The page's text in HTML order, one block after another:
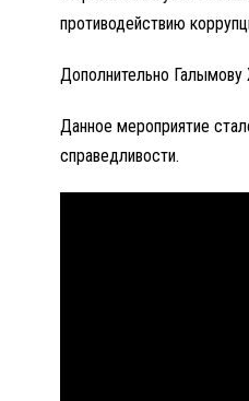
противодействию
Дополнительно Галымову
Данное мероприятие
справедливости.